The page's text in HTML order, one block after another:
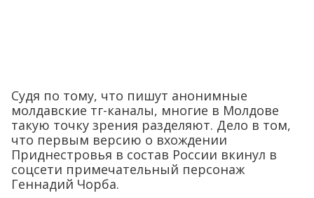
Судя по тому, что пишут анонимные
молдавские тг-каналы, многие в Молдове
такую точку зрения разделяют. Дело в том,
что первым версию о вхождении
Приднестровья в состав России вкинул в
соцсети примечательный персонаж
Геннадий Чорба.